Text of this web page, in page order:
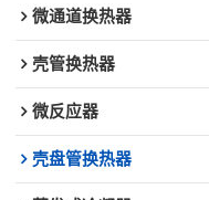
微通道换热器
壳管换热器
微反应器
壳盘管换热器